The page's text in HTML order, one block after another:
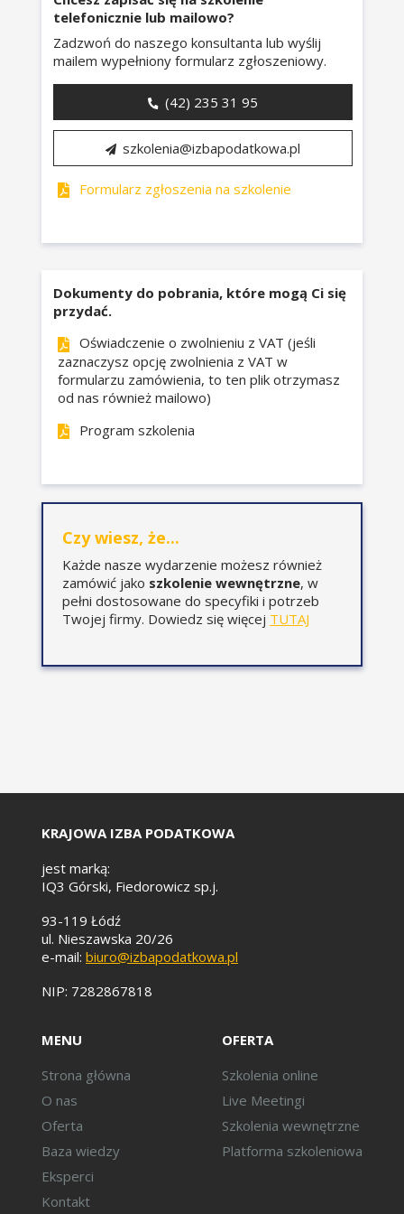
– bieżące problemy i ich wpływ
na zakres raportowania.
Typy różnic pomiędzy
wynikiem bilansowym i
podatkowym (tj. różnice stałe
oraz różnice przejściowe) –
zasady uwzględniania w
prowadzonych księgach.
Jak prowadzić ewidencję
przypadkach (np. dochodzi do
WNiP podlega dostosowaniu
co wiąże się z kosztami
początkową),
Umiejscowienie w JPK KR ŚT
kolumn z numerem KSeF.
uproszczonej księgowości.
Sprawozdanie finansowe- jakie
elementy należy porównać w
sprawozdaniu finansowym z
prezentacją ich w JPK CIT.
zgodność z prezentacją zdarzeń
dochodowego i VAT . Na rynku
szkoleniowym specjalizuje się w
szczególności w zakresie
opodatkowania podmiotów medycznych
oraz w podatkach dochodowych i
dokumentacji cen transferowych dla
spółek kapitałowych.
Wykładowca uniwersytecki i
doświadczony szkoleniowiec.
telefonicznie lub mailowo?
Zadzwoń do naszego konsultanta lub wyślij
mailem wypełniony formularz zgłoszeniowy.
(42) 235 31 95
szkolenia@izbapodatkowa.pl
Formularz zgłoszenia na szkolenie
Dokumenty do pobrania, które mogą Ci się
przydać.
Oświadczenie o zwolnieniu z VAT (jeśli
zaznaczysz opcję zwolnienia z VAT w
formularzu zamówienia, to ten plik otrzymasz
od nas również mailowo)
Program szkolenia
Czy wiesz, że...
Każde nasze wydarzenie możesz również
zamówić jako szkolenie wewnętrzne, w
pełni dostosowane do specyfiki i potrzeb
Twojej firmy. Dowiedz się więcej TUTAJ
KRAJOWA IZBA PODATKOWA
jest marką:
IQ3 Górski, Fiedorowicz sp.j.
93-119 Łódź
ul. Nieszawska 20/26
e-mail: biuro@izbapodatkowa.pl
NIP: 7282867818
MENU
Strona główna
O nas
Oferta
Baza wiedzy
Eksperci
Kontakt
OFERTA
Szkolenia online
Live Meetingi
Szkolenia wewnętrzne
Platforma szkoleniowa